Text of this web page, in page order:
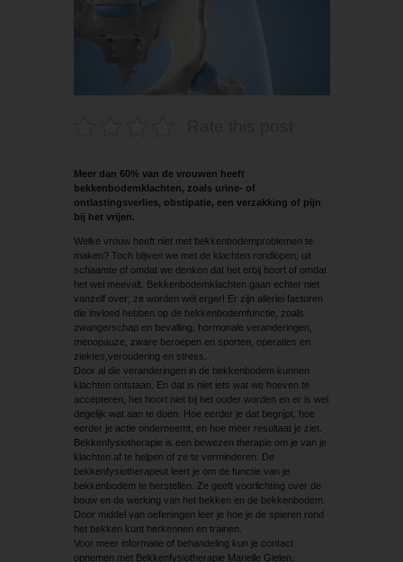
Meer dan 60% van de vrouwen heeft
bekkenbodemklachten, zoals urine- of
ontlastingsverlies, obstipatie, een verzakking of pijn
bij het vrijen.
Welke vrouw heeft niet met bekkenbodemproblemen te
maken? Toch blijven we met de klachten rondlopen, uit
schaamte of omdat we denken dat het erbij hoort of omdat
het wel meevalt. Bekkenbodemklachten gaan echter niet
vanzelf over; ze worden wél erger! Er zijn allerlei factoren
die invloed hebben op de bekkenbodemfunctie, zoals
zwangerschap en bevalling, hormonale veranderingen,
meno­pauze, zware beroepen en sporten, operaties en
ziektes,veroudering en stress.
Door al die veranderingen in de bekkenbodem kunnen
klachten ontstaan. En dat is niet iets wat we hoeven te
accepteren, het hoort niet bij het ouder worden en er is wel
degelijk wat aan te doen. Hoe eerder je dat begrijpt, hoe
eerder je actie onderneemt, en hoe meer resultaat je ziet.
Bekkenfysiotherapie is een bewezen therapie om je van je
klachten af te helpen of ze te verminderen. De
bekkenfysiotherapeut leert je om de functie van je
bekkenbodem te herstellen. Ze geeft voorlichting over de
bouw en de werking van het bekken en de bekkenbodem.
Door middel van oefeningen leer je hoe je de spieren rond
het bekken kunt herkennen en trainen.
Voor meer informatie of behandeling kun je contact
opnemen met Bekkenfysiotherapie Marielle Gielen.